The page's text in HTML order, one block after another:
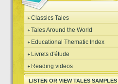
Classics Tales
Tales Around the World
Educational Thematic Index
Livrets d'étude
Reading videos
LISTEN OR VIEW TALES SAMPLES